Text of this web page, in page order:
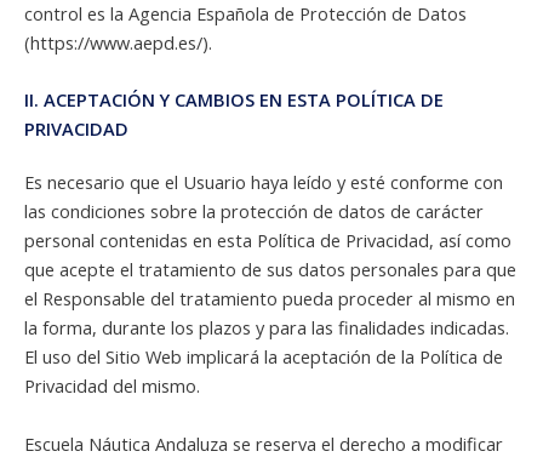
control es la Agencia Española de Protección de Datos
(https://www.aepd.es/).
II. ACEPTACIÓN Y CAMBIOS EN ESTA POLÍTICA DE
PRIVACIDAD
Es necesario que el Usuario haya leído y esté conforme con
las condiciones sobre la protección de datos de carácter
personal contenidas en esta Política de Privacidad, así como
que acepte el tratamiento de sus datos personales para que
el Responsable del tratamiento pueda proceder al mismo en
la forma, durante los plazos y para las finalidades indicadas.
El uso del Sitio Web implicará la aceptación de la Política de
Privacidad del mismo.
Escuela Náutica Andaluza se reserva el derecho a modificar